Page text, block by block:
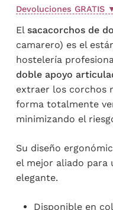
valoraciones
de
Devoluciones GRATIS
El sacacorchos de
camarero) es el
hostelería
doble apoyo
extraer los corchos
forma totalmente
minimizando el
Su diseño
el mejor aliado para
elegante.
Disponible en